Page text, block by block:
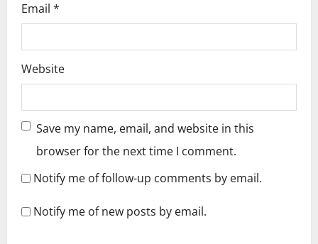
Email *
Website
Save my name, email, and website in this
browser for the next time I comment.
Notify me of follow-up comments by email.
Notify me of new posts by email.